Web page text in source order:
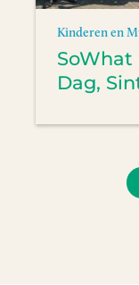
Kinderen en
Dag,